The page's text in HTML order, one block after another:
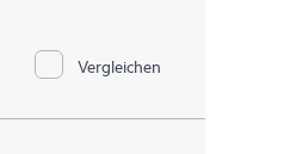
Vergleichen